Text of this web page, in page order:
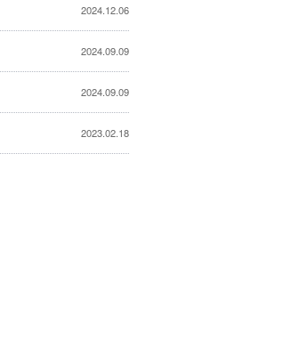
2024.12.06
2024.09.09
2024.09.09
2023.02.18